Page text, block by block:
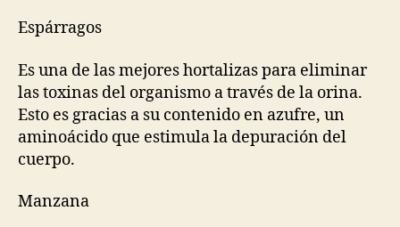
Espárragos
Es una de las mejores hortalizas para eliminar
las toxinas del organismo a través de la orina.
Esto es gracias a su contenido en azufre, un
aminoácido que estimula la depuración del
cuerpo.
Manzana